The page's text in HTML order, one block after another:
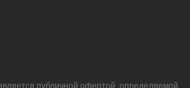
публичной офертой, определяемой